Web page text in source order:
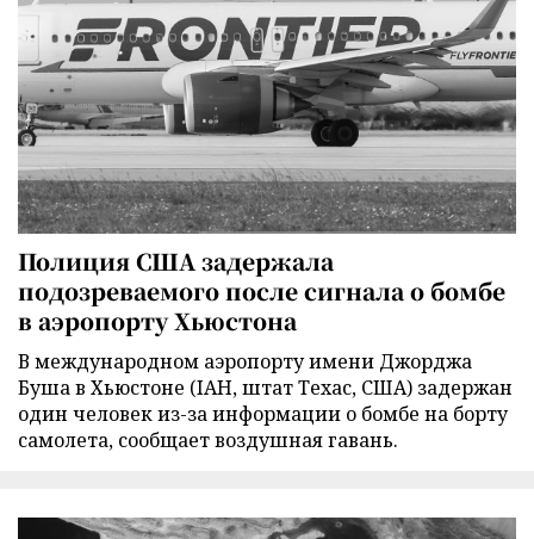
Полиция США задержала
подозреваемого после сигнала о бомбе
в аэропорту Хьюстона
В международном аэропорту имени Джорджа
Буша в Хьюстоне (IAH, штат Техас, США) задержан
один человек из-за информации о бомбе на борту
самолета, сообщает воздушная гавань.